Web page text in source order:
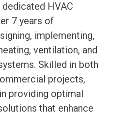
HVAC
7 years of
implementing,
ventilation, and
Skilled in both
projects,
providing optimal
that enhance